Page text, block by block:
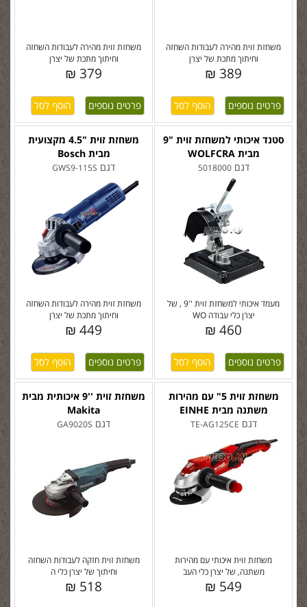
משחזת זוית מהירה לעבודות השחזה
וחיתוך מתכת של יצרן
379 ₪
פרטים נוספים
משחזת זוית מהירה לעבודות השחזה
וחיתוך מתכת של יצרן
389 ₪
פרטים נוספים
משחזת זוית "4.5 מקצועית
מבית Bosch
דגם GWS9-115S
משחזת זוית מהירה לעבודות השחזה
וחיתוך מתכת של יצרן
449 ₪
פרטים נוספים
סטנד איכותי למשחזת זוית "9
מבית WOLFCRA
דגם5018000
מעמד איכותי למשחזת זוית ''9 , של
יצרן כלי עבודה WO
460 ₪
פרטים נוספים
משחזת זוית ''9 איכותית מבית
Makita
דגם GA9020S
משחזת זוית חזקה לעבודות השחזה
וחיתוך של יצרן כלי ה
518 ₪
משחזת זוית 5" עם מהירות
משתנה מבית EINHE
דגם TE-AG125CE
משחזת זוית איכותי עם מהירות
משתנה, של יצרן כלי העב
549 ₪